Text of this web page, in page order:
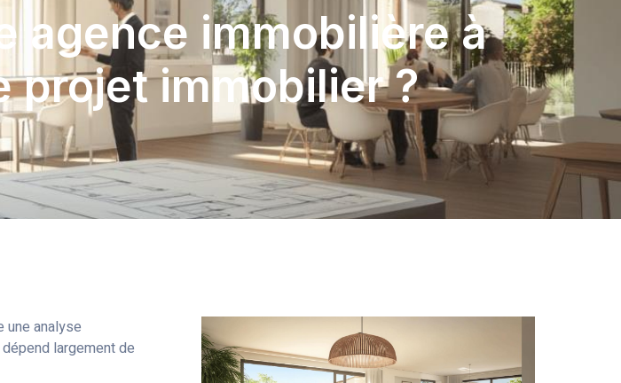
agence immobilière à
projet immobilier ?
une analyse
largement de